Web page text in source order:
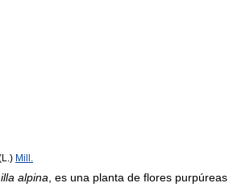
Mill.
alpina , es una planta de flores purpúreas